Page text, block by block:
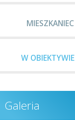
MIESZKANIEC
W OBIEKTYWIE
Galeria